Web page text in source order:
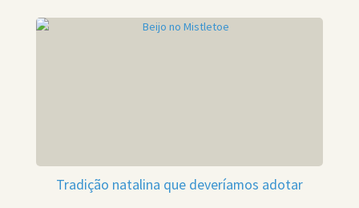
Tradição natalina que deveríamos adotar